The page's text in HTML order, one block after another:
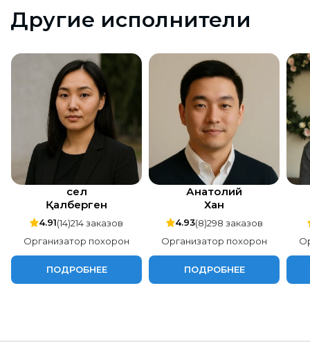
Другие исполнители
Әсел
Қалберген
Организатор похорон
4.91(14)214 заказов
ПОДРОБНЕЕ
Анатолий
Хан
Организатор похорон
4.93(8)298 заказов
ПОДРОБНЕЕ